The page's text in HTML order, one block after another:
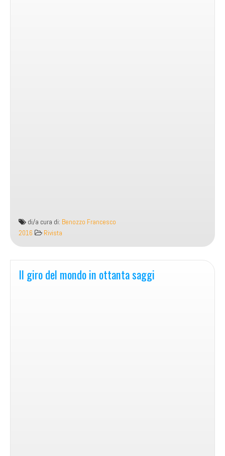
di/a cura di: Benozzo Francesco
2016
Rivista
Il giro del mondo in ottanta saggi